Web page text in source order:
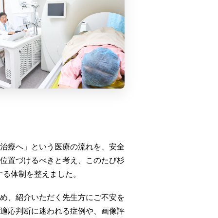
療へ」という医療の流れを、安全
置づけるべきと考え、このたび杉
体制を整えました。
、紹介いただく先生方にご不安を
応判断に迷われる症例や、画像評